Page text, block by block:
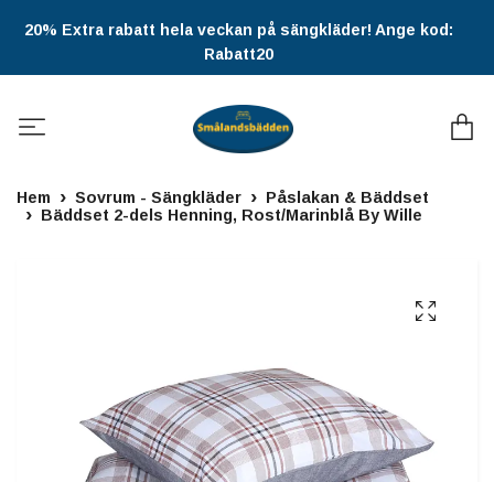
20% Extra rabatt hela veckan på sängkläder! Ange kod:
Rabatt20
Hem Sovrum - Sängkläder
Påslakan & Bäddset
Bäddset 2-dels Henning, Rost/Marinblå By Wille